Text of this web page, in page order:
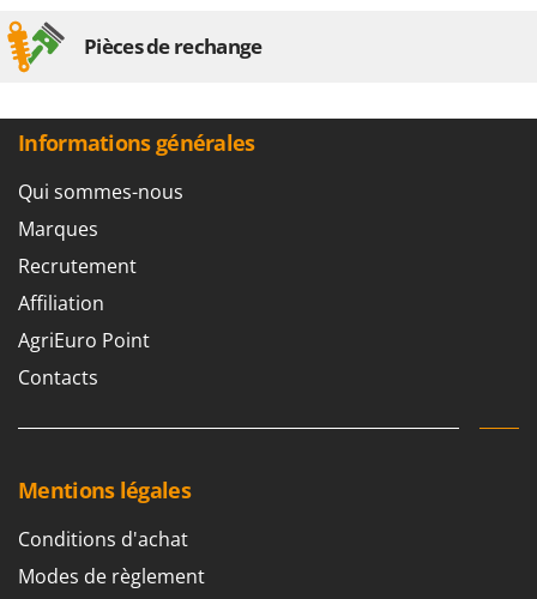
Pièces de rechange
Informations générales
Qui sommes-nous
Marques
Recrutement
Affiliation
AgriEuro Point
Contacts
Mentions légales
Conditions d'achat
Modes de règlement